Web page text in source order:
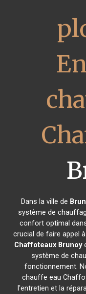
Dans la ville de
système de
confort optimal
crucial de faire appel
Chaffoteaux Brunoy
système de
fonctionnement.
chauffe eau
l'entretien et la